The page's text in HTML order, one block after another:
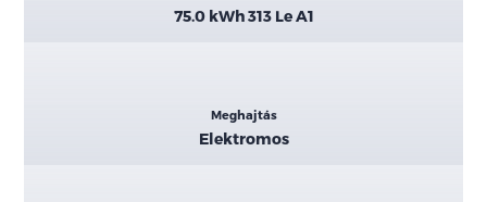
75.0 kWh 313 Le A1
Meghajtás
Elektromos